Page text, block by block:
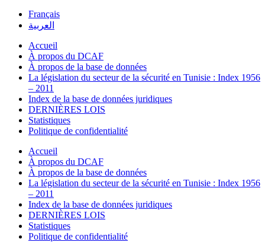
Français
العربية
Accueil
À propos du DCAF
À propos de la base de données
La législation du secteur de la sécurité en Tunisie : Index 1956
– 2011
Index de la base de données juridiques
DERNIÈRES LOIS
Statistiques
Politique de confidentialité
Accueil
À propos du DCAF
À propos de la base de données
La législation du secteur de la sécurité en Tunisie : Index 1956
– 2011
Index de la base de données juridiques
DERNIÈRES LOIS
Statistiques
Politique de confidentialité